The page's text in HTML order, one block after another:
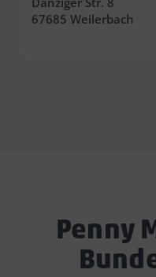
67685 Weilerbach
Penny